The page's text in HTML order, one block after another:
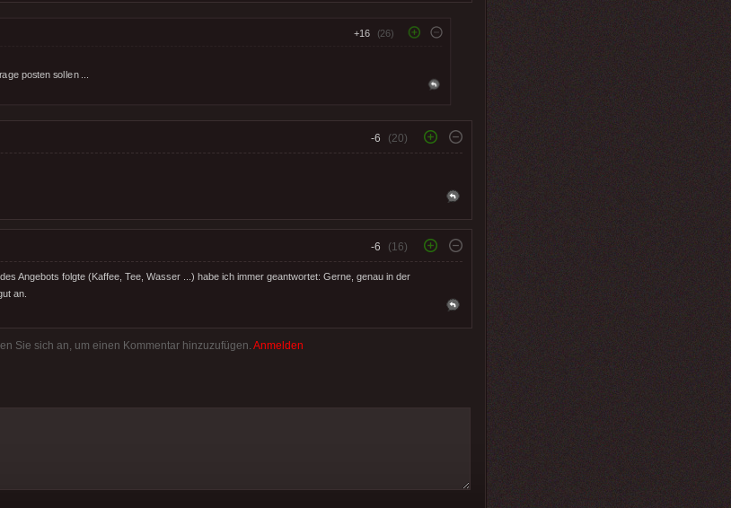
+16 (26)
posten sollen ...
-6 (20)
-6 (16)
Angebots folgte (Kaffee, Tee, Wasser ...) habe ich immer geantwortet: Gerne, genau in der
an.
Sie sich an, um einen Kommentar hinzuzufügen. Anmelden